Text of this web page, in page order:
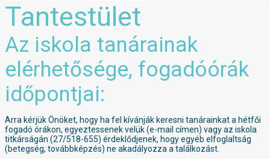
Tantestület
Az iskola tanárainak
elérhetősége, fogadóórák
időpontjai:
Arra kérjük Önöket, hogy ha fel kívánják keresni tanárainkat a hétfői
fogadó órákon, egyeztessenek velük (e-mail címen) vagy az iskola
titkárságán (27/518-655) érdeklődjenek, hogy egyéb elfoglaltság
(betegség, továbbképzés) ne akadályozza a találkozást.